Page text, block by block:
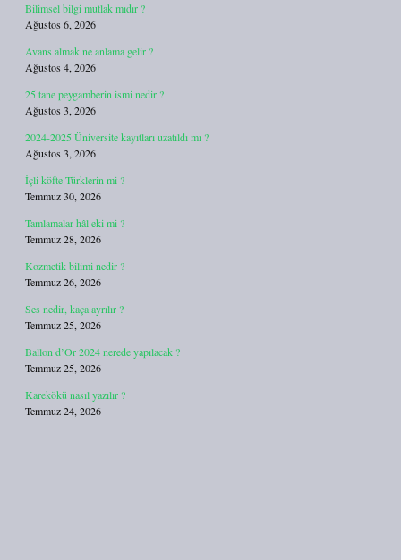
Bilimsel bilgi mutlak mıdır ?
Ağustos 6, 2026
Avans almak ne anlama gelir ?
Ağustos 4, 2026
25 tane peygamberin ismi nedir ?
Ağustos 3, 2026
2024-2025 Üniversite kayıtları uzatıldı mı ?
Ağustos 3, 2026
İçli köfte Türklerin mi ?
Temmuz 30, 2026
Tamlamalar hâl eki mi ?
Temmuz 28, 2026
Kozmetik bilimi nedir ?
Temmuz 26, 2026
Ses nedir, kaça ayrılır ?
Temmuz 25, 2026
Ballon d’Or 2024 nerede yapılacak ?
Temmuz 25, 2026
Karekökü nasıl yazılır ?
Temmuz 24, 2026